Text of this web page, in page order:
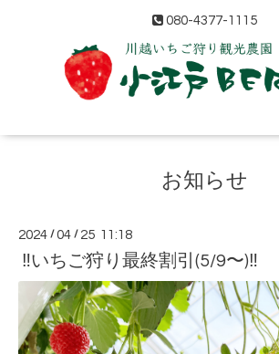
080-4377-1115
お知らせ
2024 /04 / 25 11:18
‼️いちご狩り最終割引(5/9〜)‼️